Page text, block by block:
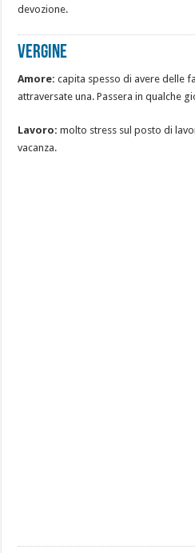
devozione.
Vergine
Amore: capita spesso di avere delle
attraversate una. Passera in qualche
Lavoro: molto stress sul posto di
vacanza.